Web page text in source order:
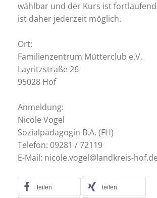
wählbar und der Kurs ist fortlaufend
ist daher jederzeit möglich.
Ort:
Familienzentrum Mütterclub e.V.
Layritzstraße 26
95028 Hof
Anmeldung:
Nicole Vogel
Sozialpädagogin B.A. (FH)
Telefon: 09281 / 72119
E-Mail: nicole.vogel@landkreis-hof.de
teilen teilen